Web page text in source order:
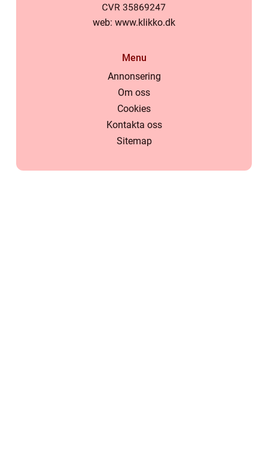
web: www.klikko.dk
Menu
Annonsering
Om oss
Cookies
Kontakta oss
Sitemap